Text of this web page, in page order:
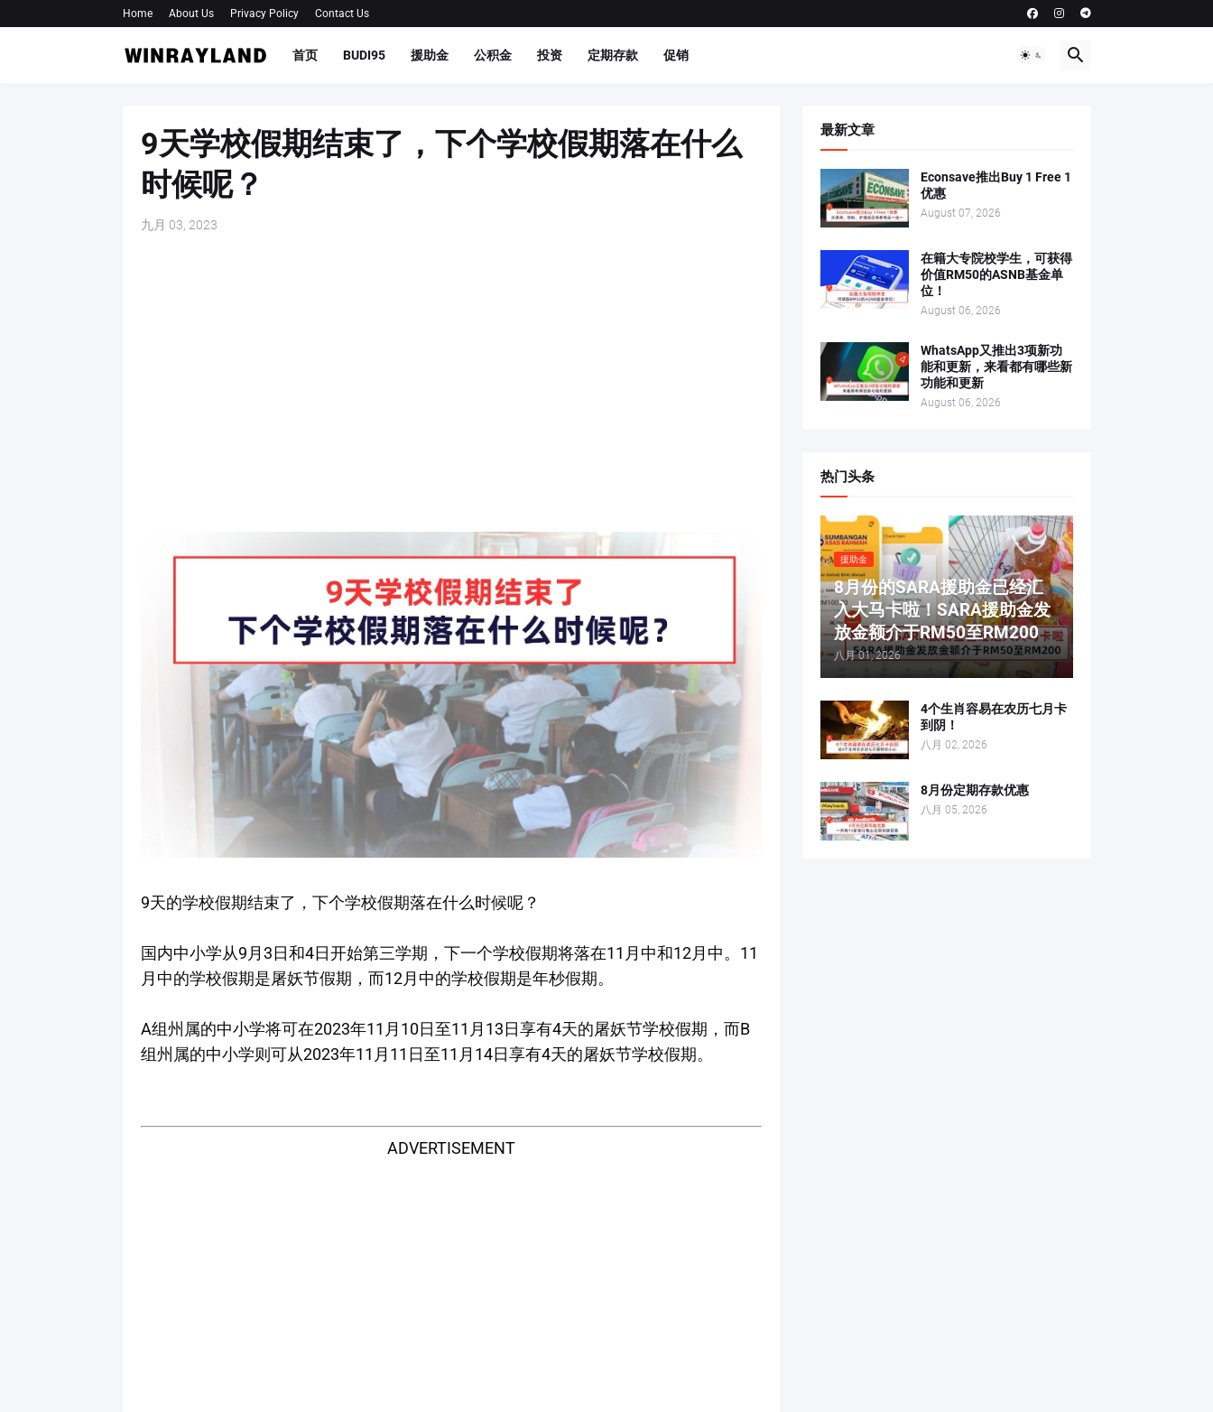
Home About Us Privacy Policy Contact Us
首页 BUDI95 援助金 公积金 投资 定期存款 促销
9天学校假期结束了，下个学校假期落在什么
时候呢？
九月 03, 2023
9天的学校假期结束了，下个学校假期落在什么时候呢？
国内中小学从9月3日和4日开始第三学期，下一个学校假期将落在11月中和12月中。11
月中的学校假期是屠妖节假期，而12月中的学校假期是年杪假期。
A组州属的中小学将可在2023年11月10日至11月13日享有4天的屠妖节学校假期，而B
组州属的中小学则可从2023年11月11日至11月14日享有4天的屠妖节学校假期。
ADVERTISEMENT
最新文章
Econsave推出Buy 1 Free 1
优惠
August 07, 2026
在籍大专院校学生，可获得
价值RM50的ASNB基金单
位！
August 06, 2026
WhatsApp又推出3项新功
能和更新，来看都有哪些新
功能和更新
August 06, 2026
热门头条
援助金
8月份的SARA援助金已经汇
入大马卡啦！SARA援助金发
放金额介于RM50至RM200
八月 01, 2026
4个生肖容易在农历七月卡
到阴！
八月 02, 2026
8月份定期存款优惠
八月 05, 2026